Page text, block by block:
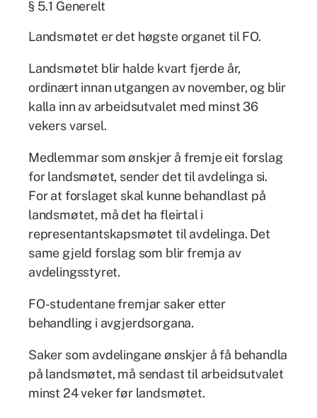
§ 5.1 Generelt
Landsmøtet er det høgste organet til FO.
Landsmøtet blir halde kvart fjerde år,
ordinært innan utgangen av november, og blir
kalla inn av arbeidsutvalet med minst 36
vekers varsel.
Medlemmar som ønskjer å fremje eit forslag
for landsmøtet, sender det til avdelinga si.
For at forslaget skal kunne behandlast på
landsmøtet, må det ha fleirtal i
representantskapsmøtet til avdelinga. Det
same gjeld forslag som blir fremja av
avdelingsstyret.
FO-studentane fremjar saker etter
behandling i avgjerdsorgana.
Saker som avdelingane ønskjer å få behandla
på landsmøtet, må sendast til arbeidsutvalet
minst 24 veker før landsmøtet.